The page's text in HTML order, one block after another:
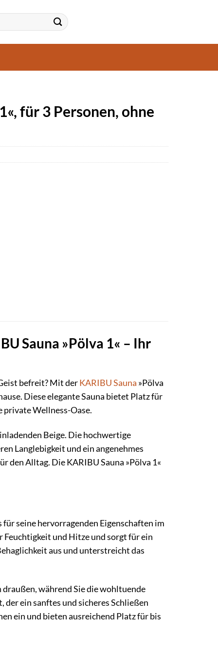
für 3 Personen, ohne
Sauna »Pölva 1« – Ihr
befreit? Mit derKARIBUSauna »Pölva
Diese elegante Sauna bietet Platz für
private Wellness-Oase.
Beige. Die hochwertige
Langlebigkeit und ein angenehmes
den Alltag. Die KARIBU Sauna »Pölva 1«
seine hervorragenden Eigenschaften im
Feuchtigkeit und Hitze und sorgt für ein
aus und unterstreicht das
während Sie die wohltuende
ein sanftes und sicheres Schließen
ein und bieten ausreichend Platz für bis